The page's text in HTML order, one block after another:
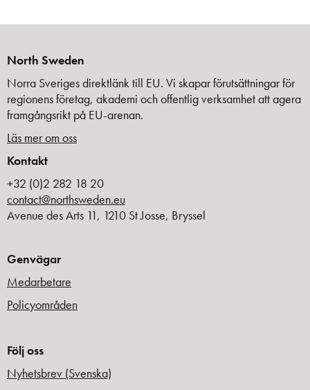
North Sweden
Norra Sveriges direktlänk till EU. Vi skapar förutsättningar för
regionens företag, akademi och offentlig verksamhet att agera
framgångsrikt på EU-arenan.
Läs mer om oss
Kontakt
+32 (0)2 282 18 20
contact@northsweden.eu
Avenue des Arts 11, 1210 St Josse, Bryssel
Genvägar
Medarbetare
Policyområden
Följ oss
Nyhetsbrev (Svenska)